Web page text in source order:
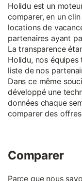
Holidu est un
comparer, en un
locations de
partenaires ayant
La transparence
Holidu, nos
liste de nos
Dans ce même
développé une
données chaque
comparer des
Comparer
Parce que nous